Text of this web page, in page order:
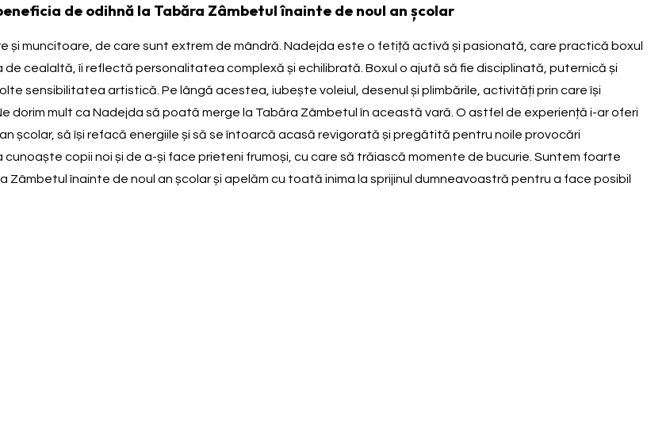
de odihnă la Tabăra Zâmbetul înainte de noul an școlar
și muncitoare, de care sunt extrem de mândră. Nadejda este o fetiță activă și pasionată, care practică boxul
cealaltă, îi reflectă personalitatea complexă și echilibrată. Boxul o ajută să fie disciplinată, puternică și
sensibilitatea artistică. Pe lângă acestea, iubește voleiul, desenul și plimbările, activități prin care își
dorim mult ca Nadejda să poată merge la Tabăra Zâmbetul în această vară. O astfel de experiență i-ar oferi
școlar, să își refacă energiile și să se întoarcă acasă revigorată și pregătită pentru noile provocări
copii noi și de a-și face prieteni frumoși, cu care să trăiască momente de bucurie. Suntem foarte
înainte de noul an școlar și apelăm cu toată inima la sprijinul dumneavoastră pentru a face posibil